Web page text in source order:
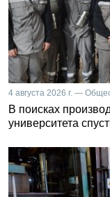
4 августа 2026 г. —
В поисках
университета